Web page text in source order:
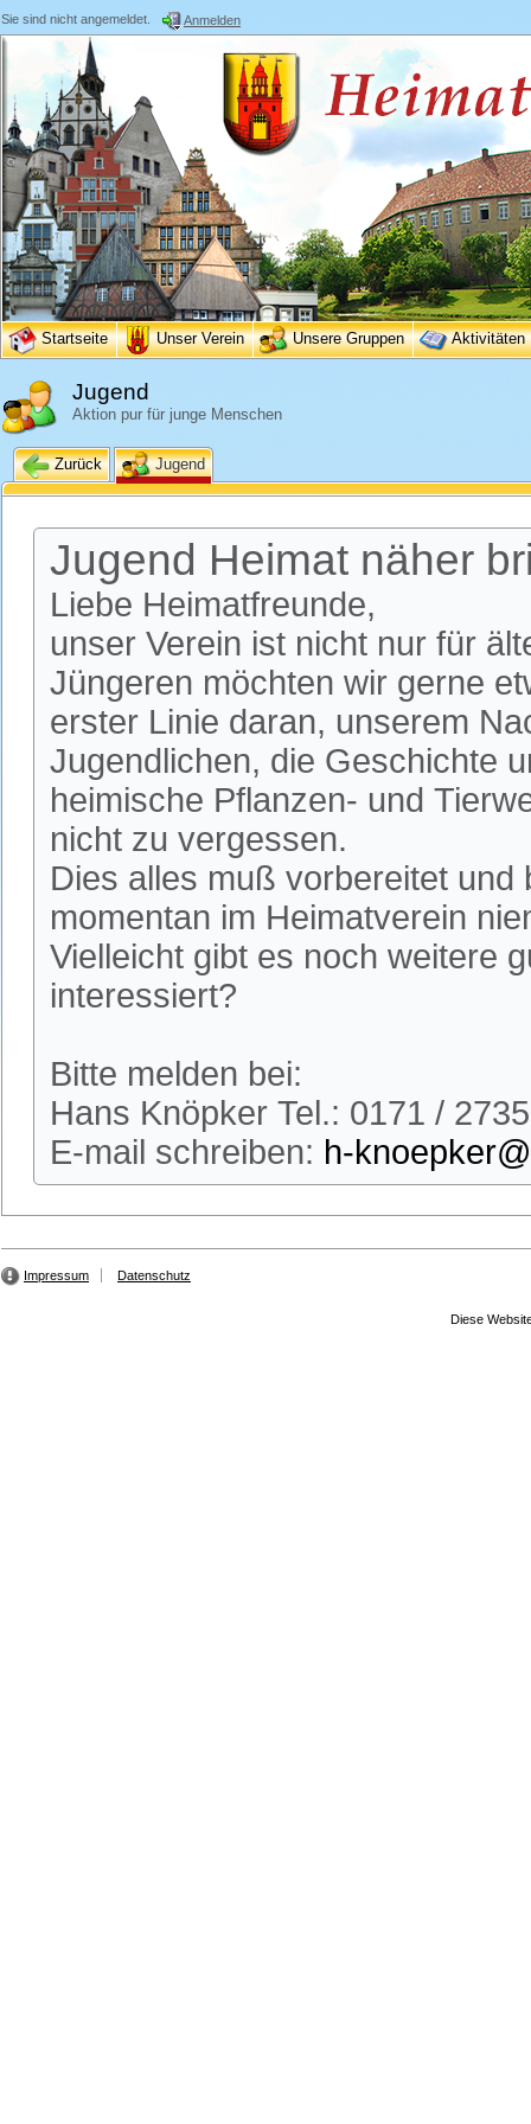
Sie sind nicht angemeldet. Anmelden
Startseite Unser Verein Unsere Gruppen Aktivitäten
Jugend
Aktion pur für junge Menschen
Zurück Jugend
Jugend Heimat näher
Liebe Heimatfreunde,
unser Verein ist nicht nur für
Jüngeren möchten wir gerne
erster Linie daran, unserem
Jugendlichen, die Geschichte
heimische Pflanzen- und
nicht zu vergessen.
Dies alles muß vorbereitet
momentan im Heimatverein
Vielleicht gibt es noch weitere
interessiert?
Bitte melden bei:
Hans Knöpker Tel.: 0171 /
E-mail schreiben: h-
Impressum Datenschutz
Diese